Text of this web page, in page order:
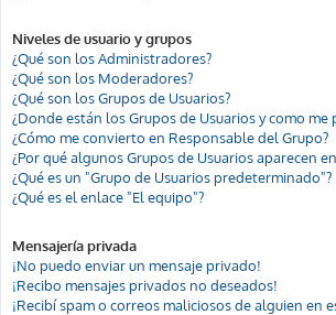
Niveles de usuario y grupos
¿Qué son los Administradores?
¿Qué son los Moderadores?
¿Qué son los Grupos de Usuarios?
¿Donde están los Grupos de Usuarios y como me
¿Cómo me convierto en Responsable del Grupo?
¿Por qué algunos Grupos de Usuarios aparecen
¿Qué es un "Grupo de Usuarios predeterminado"?
¿Qué es el enlace "El equipo"?
Mensajería privada
¡No puedo enviar un mensaje privado!
¡Recibo mensajes privados no deseados!
¡Recibí spam o correos maliciosos de alguien en